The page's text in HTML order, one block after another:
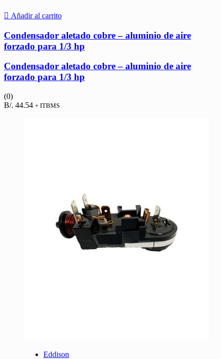
Añadir al carrito
Condensador aletado cobre – aluminio de aire
forzado para 1/3 hp
Condensador aletado cobre – aluminio de aire
forzado para 1/3 hp
(0)
B/. 44.54 + ITBMS
Eddison